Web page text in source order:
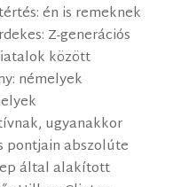
én is remeknek
Z-generációs
között
némelyek
ugyanakkor
pontjain abszolúte
által alakított